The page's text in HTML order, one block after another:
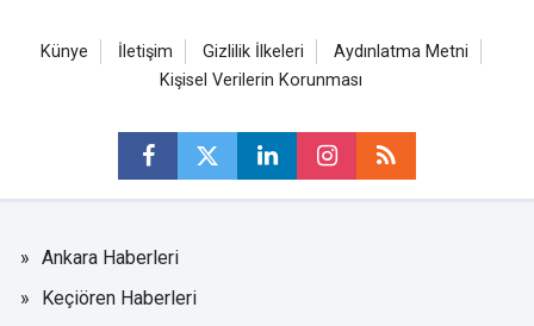
Künye İletişim Gizlilik İlkeleri
Aydınlatma Metni
Kişisel Verilerin Korunması
Ankara Haberleri
Keçiören Haberleri